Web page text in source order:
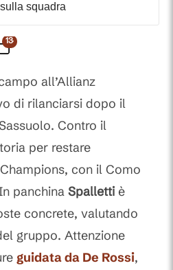
squadra
134
all’Allianz
di rilanciarsi dopo il
Contro il
per restare
con il Como
panchina Spalletti è
concrete, valutando
gruppo. Attenzione
guidata da De Rossi,